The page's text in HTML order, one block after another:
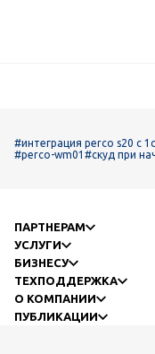
#интеграция perco s20 с 1c
#perco-wm01 #скуд при
ПАРТНЕРАМ
УСЛУГИ
БИЗНЕСУ
ТЕХПОДДЕРЖКА
О КОМПАНИИ
ПУБЛИКАЦИИ